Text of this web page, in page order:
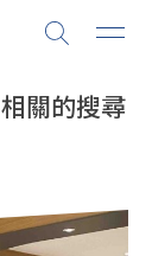
相關的搜尋